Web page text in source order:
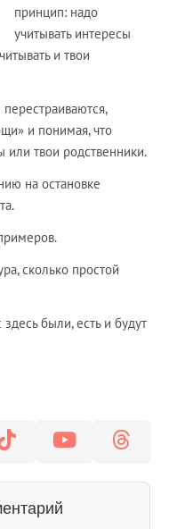
принцип: надо
учитывать интересы
и твои
и понимая, что
или твои родственники.
на остановке
сколько простой
были, есть и будут